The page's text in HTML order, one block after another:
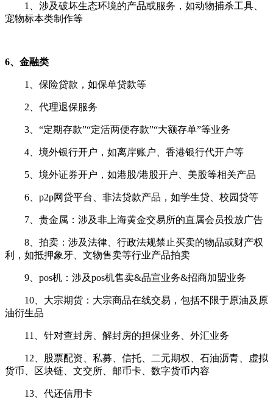
1、涉及破坏生态环境的产品或服务，如动物捕杀工具、
宠物标本类制作等
6、金融类
1、保险贷款，如保单贷款等
2、代理退保服务
3、“定期存款”“定活两便存款”“大额存单”等业务
4、境外银行开户，如离岸账户、香港银行代开户等
5、境外证券开户，如港股/港股开户、美股等相关产品
6、p2p网贷平台、非法贷款产品，如学生贷、校园贷等
7、贵金属：涉及非上海黄金交易所的直属会员投放广告
8、拍卖：涉及法律、行政法规禁止买卖的物品或财产权
利，如抵押象牙、文物售卖等行业产品拍卖
9、pos机：涉及pos机售卖&品宣业务&招商加盟业务
10、大宗期货：大宗商品在线交易，包括不限于原油及原
油衍生品
11、针对查封房、解封房的担保业务、外汇业务
12、股票配资、私募、信托、二元期权、石油沥青、虚拟
货币、区块链、文交所、邮币卡、数字货币内容
13、代还信用卡